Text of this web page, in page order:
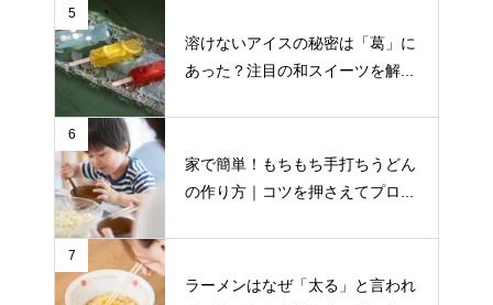
5
溶けないアイスの秘密は「葛」に
あった？注目の和スイーツを解...
6
家で簡単！もちもち手打ちうどん
の作り方｜コツを押さえてプロ...
7
ラーメンはなぜ「太る」と言われ